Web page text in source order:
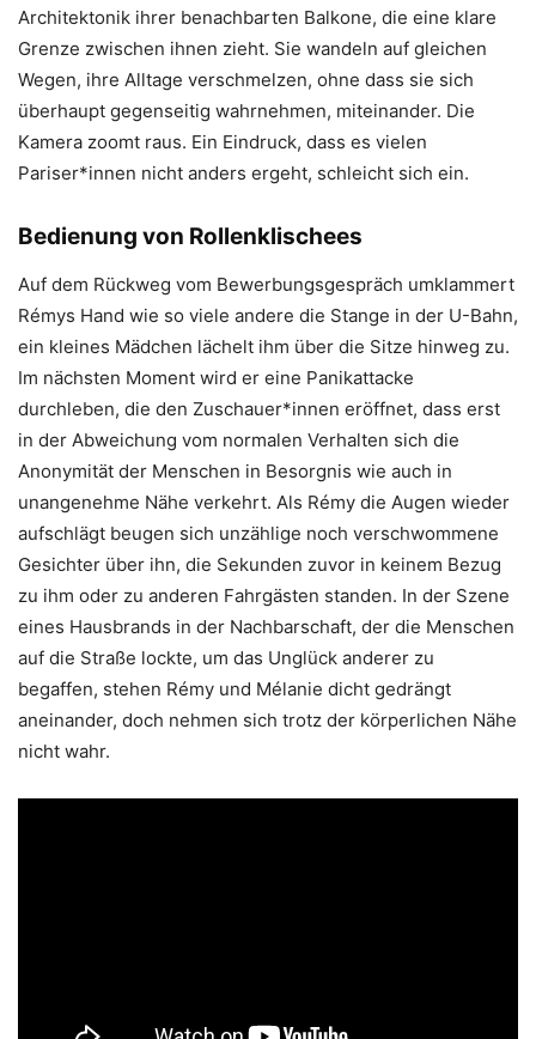
Architektonik ihrer benachbarten Balkone, die eine klare
Grenze zwischen ihnen zieht. Sie wandeln auf gleichen
Wegen, ihre Alltage verschmelzen, ohne dass sie sich
überhaupt gegenseitig wahrnehmen, miteinander. Die
Kamera zoomt raus. Ein Eindruck, dass es vielen
Pariser*innen nicht anders ergeht, schleicht sich ein.
Bedienung von Rollenklischees
Auf dem Rückweg vom Bewerbungsgespräch umklammert
Rémys Hand wie so viele andere die Stange in der U-Bahn,
ein kleines Mädchen lächelt ihm über die Sitze hinweg zu.
Im nächsten Moment wird er eine Panikattacke
durchleben, die den Zuschauer*innen eröffnet, dass erst
in der Abweichung vom normalen Verhalten sich die
Anonymität der Menschen in Besorgnis wie auch in
unangenehme Nähe verkehrt. Als Rémy die Augen wieder
aufschlägt beugen sich unzählige noch verschwommene
Gesichter über ihn, die Sekunden zuvor in keinem Bezug
zu ihm oder zu anderen Fahrgästen standen. In der Szene
eines Hausbrands in der Nachbarschaft, der die Menschen
auf die Straße lockte, um das Unglück anderer zu
begaffen, stehen Rémy und Mélanie dicht gedrängt
aneinander, doch nehmen sich trotz der körperlichen Nähe
nicht wahr.